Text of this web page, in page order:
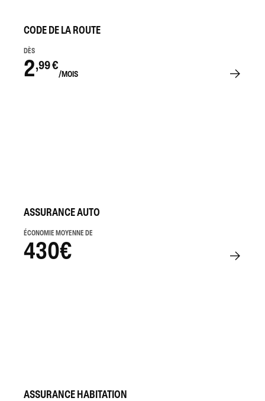
CODE DE LA ROUTE
DÈS
2,99 €
/MOIS
ASSURANCE AUTO
ÉCONOMIE MOYENNE DE
430€
ASSURANCE HABITATION